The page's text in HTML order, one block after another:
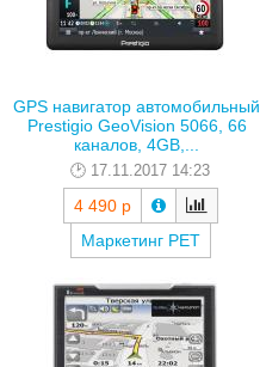
GPS навигатор автомобильный
Prestigio GeoVision 5066, 66
каналов, 4GB,...
17.11.2017 14:23
4 490 р
Маркетинг РЕТ